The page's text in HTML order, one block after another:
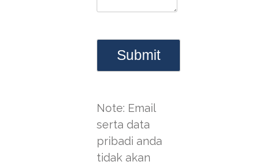
Note: Email
serta data
pribadi anda
tidak akan